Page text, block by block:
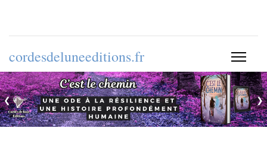
cordesdeluneeditions.fr
❮ ❯